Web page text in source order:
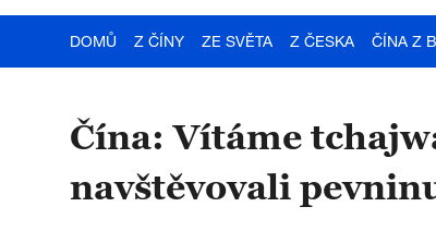
DOMŮ Z ČÍNY ZE SVĚTA Z ČESKA ČÍNA Z
Čína: Vítáme
navštěvovali